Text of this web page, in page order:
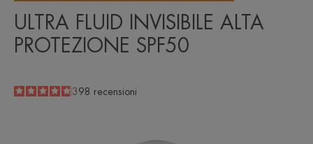
ULTRA FLUID INVISIBILE ALTA
PROTEZIONE SPF50
4.8
/
5
398 recensioni